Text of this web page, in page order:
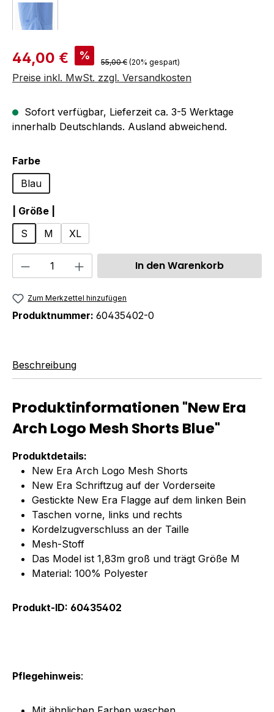
Verkaufspreis:
44,00 € % Regulärer Preis:
55,00 € (20% gespart)
Preise inkl. MwSt. zzgl. Versandkosten
Sofort verfügbar, Lieferzeit ca. 3-5 Werktage
innerhalb Deutschlands. Ausland abweichend.
Farbeauswählen
Blau
| Größe |
S
M XL
Produkt Anzahl: Gib denIn den Warenkorb
Zum Merkzettel hinzufügen
Produktnummer: 60435402-0
Beschreibung
Produktinformationen "New Era
Arch Logo Mesh Shorts Blue"
Produktdetails:
New Era Arch Logo Mesh Shorts
New Era Schriftzug auf der Vorderseite
Gestickte New Era Flagge auf dem linken Bein
Taschen vorne, links und rechts
Kordelzugverschluss an der Taille
Mesh-Stoff
Das Model ist 1,83m groß und trägt Größe M
Material: 100% Polyester
Produkt-ID: 60435402
Pflegehinweis: